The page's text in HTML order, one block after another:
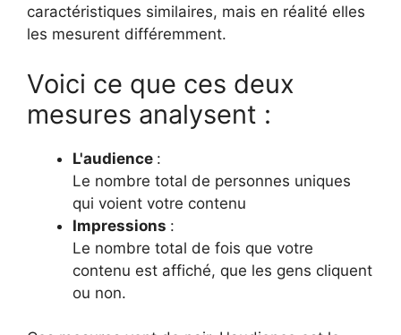
caractéristiques similaires, mais en réalité elles
les mesurent différemment.
Voici ce que ces deux
mesures analysent :
L'audience :
Le nombre total de personnes uniques
qui voient votre contenu
Impressions :
Le nombre total de fois que votre
contenu est affiché, que les gens cliquent
ou non.